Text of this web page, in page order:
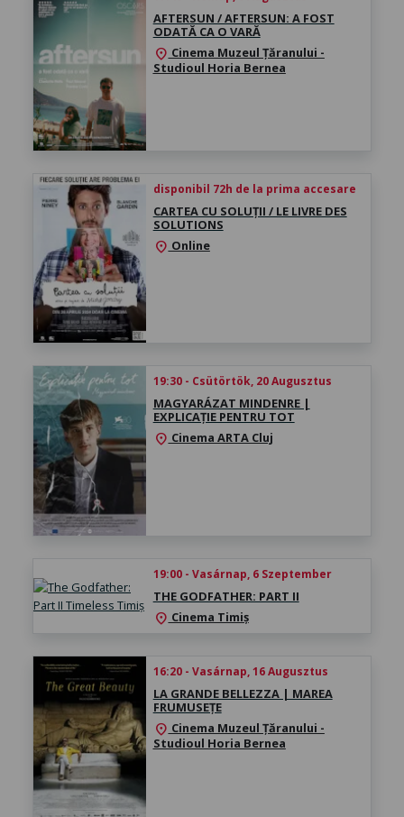
AFTERSUN / AFTERSUN: A FOST
ODATĂ CA O VARĂ
location_on Cinema Muzeul Țăranului -
Studioul Horia Bernea
disponibil 72h de la prima accesare
CARTEA CU SOLUȚII / LE LIVRE DES
SOLUTIONS
location_on Online
19:30 - Csütörtök, 20 Augusztus
MAGYARÁZAT MINDENRE |
EXPLICAȚIE PENTRU TOT
location_on Cinema ARTA Cluj
19:00 - Vasárnap, 6 Szeptember
THE GODFATHER: PART II
location_on Cinema Timiș
16:20 - Vasárnap, 16 Augusztus
LA GRANDE BELLEZZA | MAREA
FRUMUSEȚE
location_on Cinema Muzeul Țăranului -
Studioul Horia Bernea